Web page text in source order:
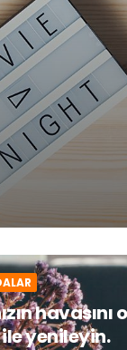
havasını
yenileyin.